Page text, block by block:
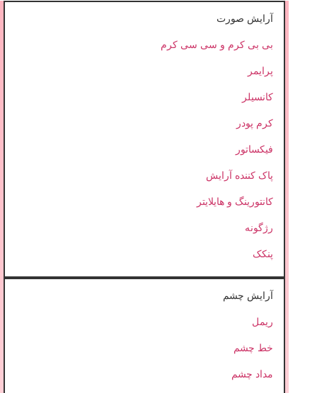
آرایش صورت
بی بی کرم و سی سی کرم
پرایمر
کانسیلر
کرم پودر
فیکساتور
پاک کننده آرایش
کانتورینگ و هایلایتر
رژگونه
پنکک
آرایش چشم
ریمل
خط چشم
مداد چشم